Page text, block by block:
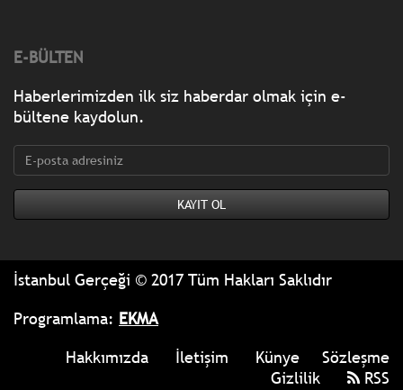
E-BÜLTEN
Haberlerimizden ilk siz haberdar olmak için e-
bültene kaydolun.
İstanbul Gerçeği © 2017 Tüm Hakları Saklıdır
Programlama: EKMA
Hakkımızda
İletişim Künye
Sözleşme
Gizlilik
RSS